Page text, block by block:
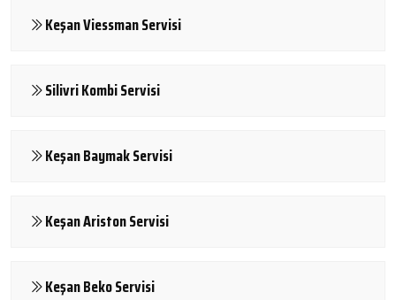
Keşan Viessman Servisi
Silivri Kombi Servisi
Keşan Baymak Servisi
Keşan Ariston Servisi
Keşan Beko Servisi